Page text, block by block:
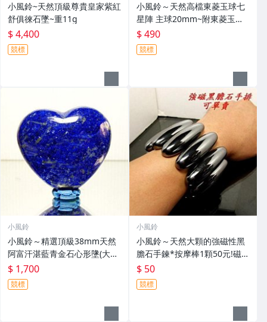
小風鈴~天然頂級尊貴皇家紫紅
舒俱徠石墜~重11g
$ 4,400
競標
小風鈴～天然高檔東菱玉球七
星陣 主球20mm~附東菱玉七
星盤
$ 490
競標
小風鈴
小風鈴～精選頂級38mm天然
阿富汗湛藍青金石心形墬(大顆)
(單顆起標)
$ 1,700
競標
小風鈴
小風鈴～天然大顆的強磁性黑
膽石手鍊*按摩棒1顆50元!磁石
易利氣 按摩棒 撥筋 點穴 經絡
$ 50
競標